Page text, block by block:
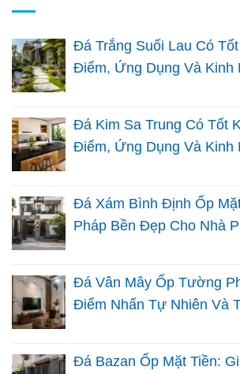
Đá Trắng Suối Lau Có
Điểm, Ứng Dụng Và Kinh
Đá Kim Sa Trung Có Tốt
Điểm, Ứng Dụng Và Kinh
Đá Xám Bình Định Ốp
Pháp Bền Đẹp Cho Nhà
Đá Vân Mây Ốp Tường
Điểm Nhấn Tự Nhiên Và
Đá Bazan Ốp Mặt Tiền: